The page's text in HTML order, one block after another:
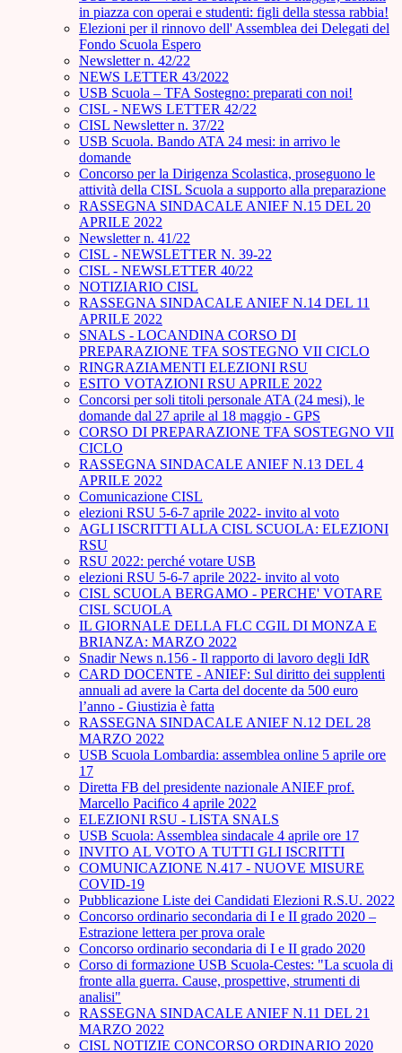
in piazza con operai e studenti: figli della stessa rabbia!
Elezioni per il rinnovo dell' Assemblea dei Delegati del
Fondo Scuola Espero
Newsletter n. 42/22
NEWS LETTER 43/2022
USB Scuola – TFA Sostegno: preparati con noi!
CISL - NEWS LETTER 42/22
CISL Newsletter n. 37/22
USB Scuola. Bando ATA 24 mesi: in arrivo le
domande
Concorso per la Dirigenza Scolastica, proseguono le
attività della CISL Scuola a supporto alla preparazione
RASSEGNA SINDACALE ANIEF N.15 DEL 20
APRILE 2022
Newsletter n. 41/22
CISL - NEWSLETTER N. 39-22
CISL - NEWSLETTER 40/22
NOTIZIARIO CISL
RASSEGNA SINDACALE ANIEF N.14 DEL 11
APRILE 2022
SNALS - LOCANDINA CORSO DI
PREPARAZIONE TFA SOSTEGNO VII CICLO
RINGRAZIAMENTI ELEZIONI RSU
ESITO VOTAZIONI RSU APRILE 2022
Concorsi per soli titoli personale ATA (24 mesi), le
domande dal 27 aprile al 18 maggio - GPS
CORSO DI PREPARAZIONE TFA SOSTEGNO VII
CICLO
RASSEGNA SINDACALE ANIEF N.13 DEL 4
APRILE 2022
Comunicazione CISL
elezioni RSU 5-6-7 aprile 2022- invito al voto
AGLI ISCRITTI ALLA CISL SCUOLA: ELEZIONI
RSU
RSU 2022: perché votare USB
elezioni RSU 5-6-7 aprile 2022- invito al voto
CISL SCUOLA BERGAMO - PERCHE' VOTARE
CISL SCUOLA
IL GIORNALE DELLA FLC CGIL DI MONZA E
BRIANZA: MARZO 2022
Snadir News n.156 - Il rapporto di lavoro degli IdR
CARD DOCENTE - ANIEF: Sul diritto dei supplenti
annuali ad avere la Carta del docente da 500 euro
l’anno - Giustizia è fatta
RASSEGNA SINDACALE ANIEF N.12 DEL 28
MARZO 2022
USB Scuola Lombardia: assemblea online 5 aprile ore
17
Diretta FB del presidente nazionale ANIEF prof.
Marcello Pacifico 4 aprile 2022
ELEZIONI RSU - LISTA SNALS
USB Scuola: Assemblea sindacale 4 aprile ore 17
INVITO AL VOTO A TUTTI GLI ISCRITTI
COMUNICAZIONE N.417 - NUOVE MISURE
COVID-19
Pubblicazione Liste dei Candidati Elezioni R.S.U. 2022
Concorso ordinario secondaria di I e II grado 2020 –
Estrazione lettera per prova orale
Concorso ordinario secondaria di I e II grado 2020
Corso di formazione USB Scuola-Cestes: "La scuola di
fronte alla guerra. Cause, prospettive, strumenti di
analisi"
RASSEGNA SINDACALE ANIEF N.11 DEL 21
MARZO 2022
CISL NOTIZIE CONCORSO ORDINARIO 2020